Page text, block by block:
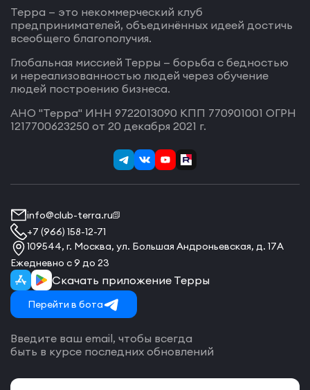
Терра — это некоммерческий клуб
предпринимателей, объединённых идеей достичь
всеобщего благополучия.
Глобальная миссией Терры — борьба с бедностью
и нереализованностью людей через обучение
людей построению бизнеса.
АНО "Терра" ИНН 9722013090 КПП 770901001 ОГРН
1217700623250 от 20 декабря 2021 г.
info@club-terra.ru
+7 (966) 158-12-71
109544, г. Москва, ул. Большая Андроньевская, д. 17А
Ежедневно с 9 до 23
Скачать приложение Терры
Перейти в бота
Введите ваш email, чтобы всегда
быть в курсе последних обновлений